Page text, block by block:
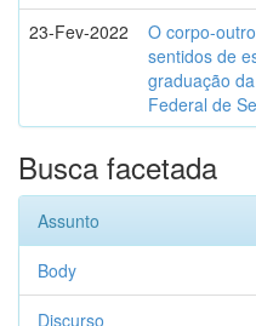
23-Fev-2022
O corpo-
sentidos de
graduação
Federal de
Busca facetada
Assunto
Body
Discurso